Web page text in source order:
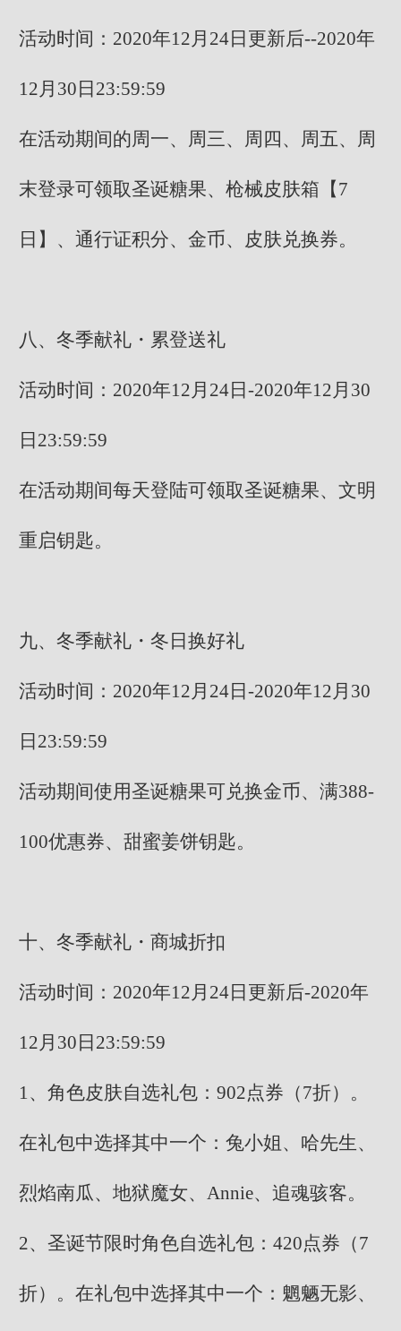
活动时间：2020年12月24日更新后--2020年
12月30日23:59:59
在活动期间的周一、周三、周四、周五、周
末登录可领取圣诞糖果、枪械皮肤箱【7
日】、通行证积分、金币、皮肤兑换券。
八、冬季献礼・累登送礼
活动时间：2020年12月24日-2020年12月30
日23:59:59
在活动期间每天登陆可领取圣诞糖果、文明
重启钥匙。
九、冬季献礼・冬日换好礼
活动时间：2020年12月24日-2020年12月30
日23:59:59
活动期间使用圣诞糖果可兑换金币、满388-
100优惠券、甜蜜姜饼钥匙。
十、冬季献礼・商城折扣
活动时间：2020年12月24日更新后-2020年
12月30日23:59:59
1、角色皮肤自选礼包：902点券（7折）。
在礼包中选择其中一个：兔小姐、哈先生、
烈焰南瓜、地狱魔女、Annie、追魂骇客。
2、圣诞节限时角色自选礼包：420点券（7
折）。在礼包中选择其中一个：魍魉无影、